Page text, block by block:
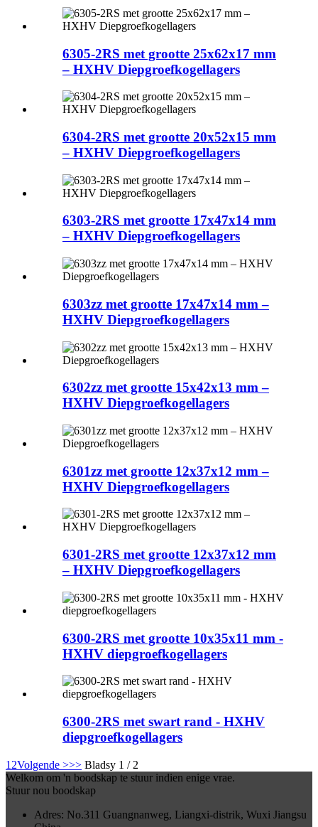
6305-2RS met grootte 25x62x17 mm
– HXHV Diepgroefkogellagers
6304-2RS met grootte 20x52x15 mm
– HXHV Diepgroefkogellagers
6303-2RS met grootte 17x47x14 mm
– HXHV Diepgroefkogellagers
6303zz met grootte 17x47x14 mm –
HXHV Diepgroefkogellagers
6302zz met grootte 15x42x13 mm –
HXHV Diepgroefkogellagers
6301zz met grootte 12x37x12 mm –
HXHV Diepgroefkogellagers
6301-2RS met grootte 12x37x12 mm
– HXHV Diepgroefkogellagers
6300-2RS met grootte 10x35x11 mm -
HXHV diepgroefkogellagers
6300-2RS met swart rand - HXHV
diepgroefkogellagers
1 2Volgende >>> Bladsy 1 / 2
Welkom om 'n boodskap te stuur indien enige vrae.
Stuur nou boodskap
Adres: No.311 Guangnanweg, Liangxi-distrik, Wuxi Jiangsu